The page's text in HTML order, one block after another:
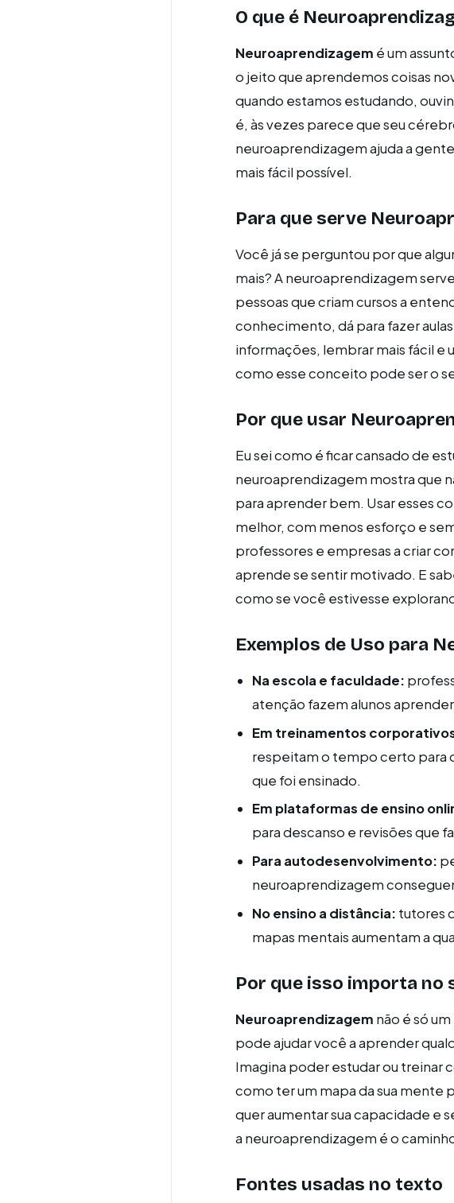
O que é
Neuroaprendizagem é um
o jeito que aprendemos coisas
quando estamos estudando,
é, às vezes parece que seu
neuroaprendizagem ajuda a
mais fácil possível.
Para que serve
Você já se perguntou por que
mais? A neuroaprendizagem
pessoas que criam cursos a
conhecimento, dá para fazer
informações, lembrar mais fácil e
como esse conceito pode ser o
Por que usar
Eu sei como é ficar cansado de
neuroaprendizagem mostra que
para aprender bem. Usar esses
melhor, com menos esforço e
professores e empresas a criar
aprende se sentir motivado. E
como se você estivesse
Exemplos de Uso para
Na escola e faculdade:
atenção fazem alunos
Em treinamentos
respeitam o tempo certo para
que foi ensinado.
Em plataformas de ensino
para descanso e revisões que
Para autodesenvolvimento:
neuroaprendizagem
No ensino a distância: tutores
mapas mentais aumentam a
Por que isso importa no
Neuroaprendizagem não é só
pode ajudar você a aprender
Imagina poder estudar ou treinar
como ter um mapa da sua mente
quer aumentar sua capacidade e
a neuroaprendizagem é o
Fontes usadas no texto